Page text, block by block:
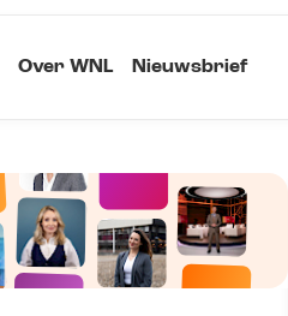
Over WNL Nieuwsbrief